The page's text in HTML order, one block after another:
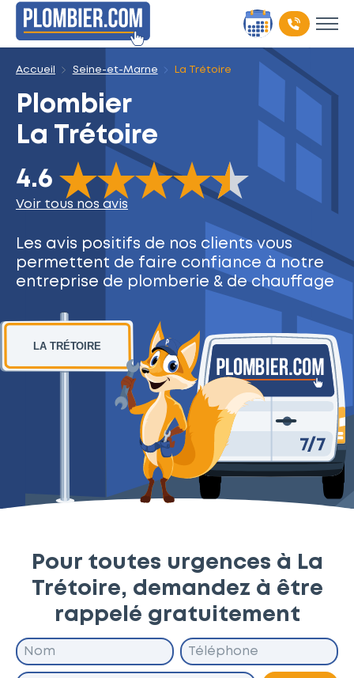
Accueil Seine-et-Marne La Trétoire
Plombier
La Trétoire
4.6
The rating of this product is 4.6out of 5
Voir tous nos avis
Les avis positifs de nos clientsvous
permettent de faire confiance à notre
entreprise de plomberie & de chauffage
LA TRÉTOIRE
Pour toutes urgences à La
Trétoire, demandez à être
rappelé gratuitement